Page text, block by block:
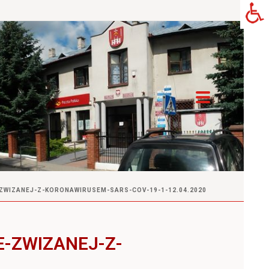
Z-KORONAWIRUSEM-SARS-COV-19-1-12.04.2020
ZWIZANEJ-Z-